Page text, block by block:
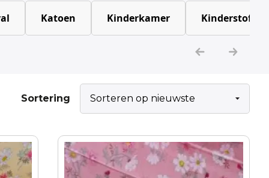
Katoen Kinderkamer Kinderstoffen
Sortering